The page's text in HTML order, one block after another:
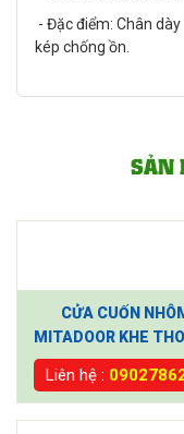
- Đặc điểm: Chân dày
kép chống ồn.
SẢN
CỬA CUỐN
MITADOOR KHE
CT5122
Liên hệ :